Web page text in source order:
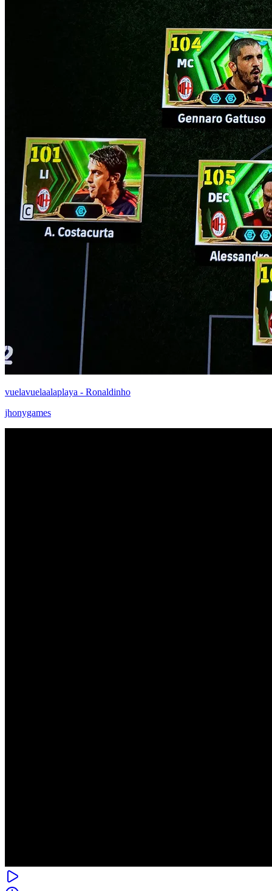
vuelavuelaalaplaya - Ronaldinho
jhonygames